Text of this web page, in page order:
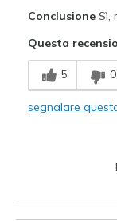
Comfortable
Stylish
Special
ConclusioneSì,
Questa
5 0
segnalare